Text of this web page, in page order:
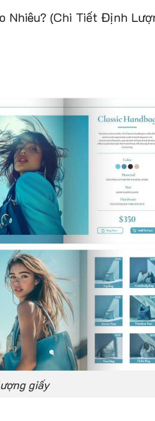
Nhiêu? (Chi Tiết Định
giấy